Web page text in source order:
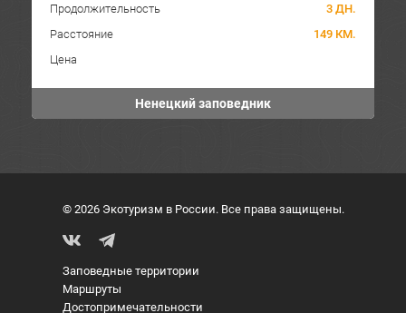
Продолжительность
3 ДН.
Расстояние
149 КМ.
Цена
Ненецкий заповедник
© 2026 Экотуризм в России. Все права защищены.
Заповедные территории
Маршруты
Достопримечательности